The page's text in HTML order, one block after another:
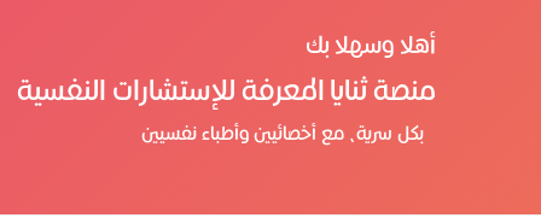
أهلا وسهلا بك
منصة ثنايا المعرفة للإستشارات النفسية
بكل سرية، مع أخصائيين وأطباء نفسيين